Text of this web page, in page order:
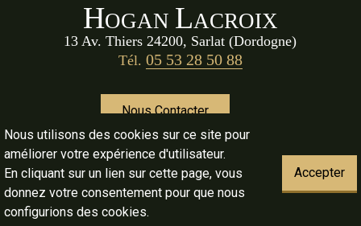
HOGAN LACROIX
13 Av. Thiers 24200, Sarlat (Dordogne)
Tél. 05 53 28 50 88
Nous Contacter
Document non Contractuel, Toutes dimensions approximatives
Nous utilisons des cookies sur ce site pour
améliorer votre expérience d'utilisateur.
En cliquant sur un lien sur cette page, vous
donnez votre consentement pour que nous
configurions des cookies.
Accepter